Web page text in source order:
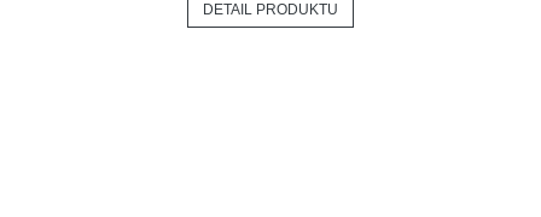
DETAIL PRODUKTU